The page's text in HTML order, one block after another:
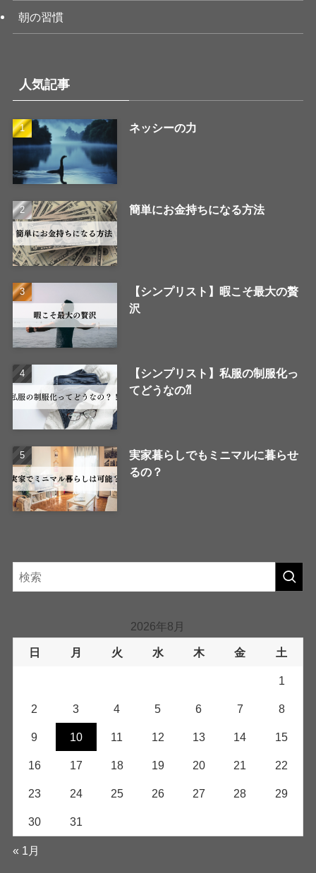
朝の習慣
人気記事
ネッシーの力
簡単にお金持ちになる方法
【シンプリスト】暇こそ最大の贅
沢
【シンプリスト】私服の制服化っ
てどうなの⁈
実家暮らしでもミニマルに暮らせ
るの？
2026年8月
日 月 火 水 木 金 土
1
2 3 4 5 6 7 8
9 10 11 12 13 14 15
16 17 18 19 20 21 22
23 24 25 26 27 28 29
30 31
« 1月